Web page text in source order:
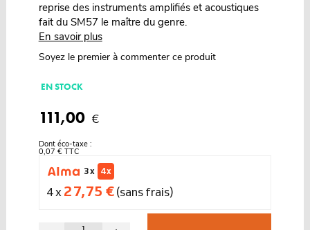
reprise des instruments amplifiés et acoustiques
fait du SM57 le maître du genre.
En savoir plus
Soyez le premier à commenter ce produit
EN STOCK
111,00 €
Dont éco-taxe :
0,07 € TTC
3 x
4 x
4 x 27,75 €(sans frais)